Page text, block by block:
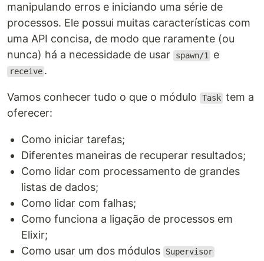
manipulando erros e iniciando uma série de
processos. Ele possui muitas características com
uma API concisa, de modo que raramente (ou
nunca) há a necessidade de usar
spawn/1 e
receive .
Vamos conhecer tudo o que o módulo Task tem a
oferecer:
Como iniciar tarefas;
Diferentes maneiras de recuperar resultados;
Como lidar com processamento de grandes
listas de dados;
Como lidar com falhas;
Como funciona a ligação de processos em
Elixir;
Como usar um dos módulos
Supervisor